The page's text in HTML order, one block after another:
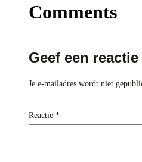
Comments
Geef een reactie
Je e-mailadres wordt niet
Reactie *